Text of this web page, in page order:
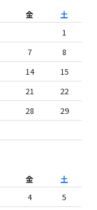
金
土
1
7
8
14
15
21
22
28
29
金
土
4
5